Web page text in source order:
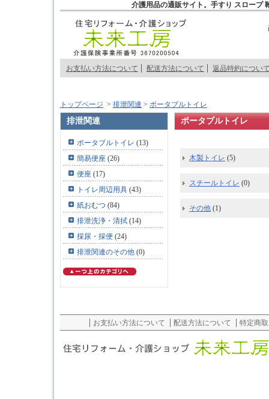
介護用品の通販サイト。手すり スロープ
お支払い方法について 配送方法について 返品特約につい
トップページ > 排泄関連 > ポータブルトイレ
排泄関連
ポータブルトイレ (13)
簡易便座 (26)
便座 (17)
トイレ周辺用具 (43)
紙おむつ (84)
排泄洗浄・清拭 (14)
採尿・採便 (24)
排泄関連のその他 (0)
ポータブルトイレ
木製トイレ (5)
スチールトイレ (0)
その他 (1)
お支払い方法について 配送方法について 特定商